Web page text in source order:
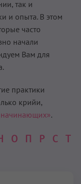
так и
и опыта. В этом
часто
начали
Вам для
практики
крийи,
начинающих».
О П Р С Т